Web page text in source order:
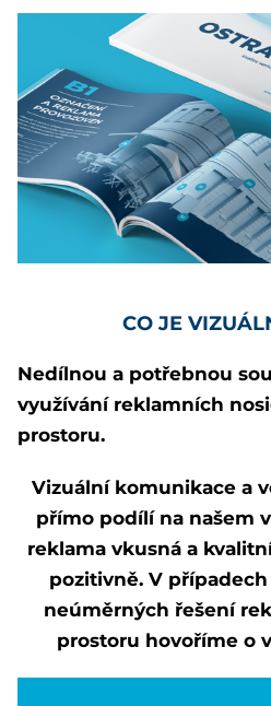
CO JE
Nedílnou a potřebnou
využívání reklamních
prostoru.
Vizuální komunikace a
přímo podílí na našem
reklama vkusná a
pozitivně. V
neúměrných řešení
prostoru hovoříme o